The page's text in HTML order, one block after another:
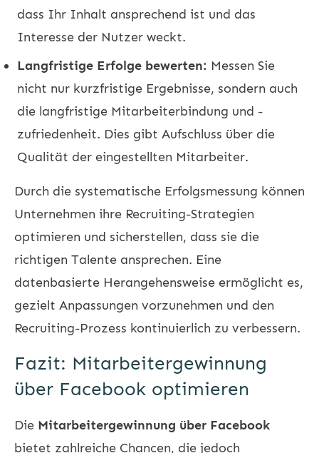
dass Ihr Inhalt ansprechend ist und das
Interesse der Nutzer weckt.
Langfristige Erfolge bewerten: Messen Sie
nicht nur kurzfristige Ergebnisse, sondern auch
die langfristige Mitarbeiterbindung und -
zufriedenheit. Dies gibt Aufschluss über die
Qualität der eingestellten Mitarbeiter.
Durch die systematische Erfolgsmessung können
Unternehmen ihre Recruiting-Strategien
optimieren und sicherstellen, dass sie die
richtigen Talente ansprechen. Eine
datenbasierte Herangehensweise ermöglicht es,
gezielt Anpassungen vorzunehmen und den
Recruiting-Prozess kontinuierlich zu verbessern.
Fazit: Mitarbeitergewinnung
über Facebook optimieren
Die Mitarbeitergewinnung über Facebook
bietet zahlreiche Chancen, die jedoch